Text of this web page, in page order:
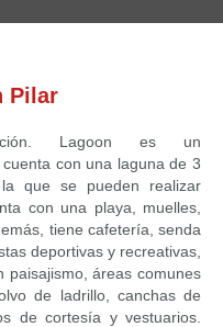
Pilar
Lagoon es un
con una laguna de 3
que se pueden realizar
con una playa, muelles,
tiene cafetería, senda
deportivas y recreativas,
paisajismo, áreas comunes
de ladrillo, canchas de
de cortesía y vestuarios.